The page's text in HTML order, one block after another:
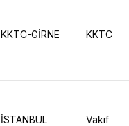
KKTC-GİRNE KKTC
İSTANBUL Vakıf